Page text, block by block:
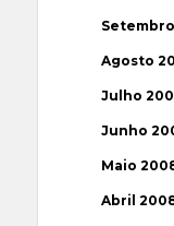
Agosto
Julho
Junho
Maio
Abril